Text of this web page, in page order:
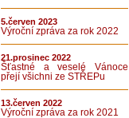
5.červen 2023
Výroční zpráva za rok 2022
21.prosinec 2022
Šťastné a veselé Vánoce
přejí všichni ze STŘEPu
13.červen 2022
Výroční zpráva za rok 2021